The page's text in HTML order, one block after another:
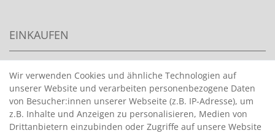
EINKAUFEN
HANDPUMPEN FÜR BENZIN
>
HANDPUMPEN FÜR ÖLE
>
TANKANLAGEN
>
ADBLUE® BETANKUNG
Wir verwenden Cookies und ähnliche Technologien auf
unserer Website und verarbeiten personenbezogene Daten
von Besucher:innen unserer Webseite (z.B. IP-Adresse), um
z.B. Inhalte und Anzeigen zu personalisieren, Medien von
Drittanbietern einzubinden oder Zugriffe auf unsere Website